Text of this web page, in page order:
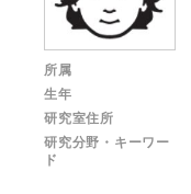
所属
生年
研究室住所
研究分野・キーワー
ド